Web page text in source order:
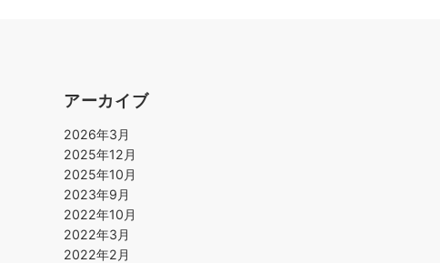
アーカイブ
2026年3月
2025年12月
2025年10月
2023年9月
2022年10月
2022年3月
2022年2月